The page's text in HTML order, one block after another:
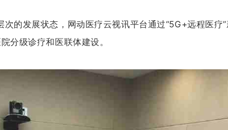
的发展状态，网动医疗云视讯平台通过“5G+远程医疗
分级诊疗和医联体建设。